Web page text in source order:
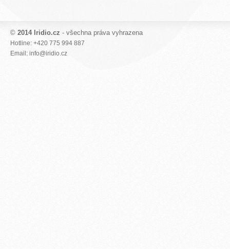
© 2014 Iridio.cz - všechna práva vyhrazena
Hotline: +420 775 994 887
Email: info@iridio.cz